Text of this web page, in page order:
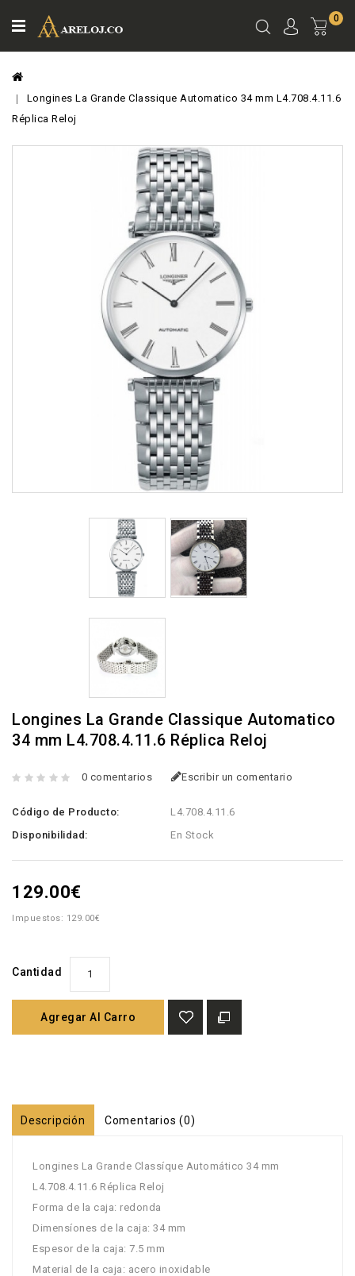
0
Longines La Grande Classique Automatico 34 mm L4.708.4.11.6
Réplica Reloj
Longines La Grande Classique Automatico
34 mm L4.708.4.11.6 Réplica Reloj
0 comentarios Escribir un comentario
Código de Producto:
L4.708.4.11.6
Disponibilidad:
En Stock
129.00€
Impuestos: 129.00€
Cantidad
Agregar Al Carro
Descripción Comentarios (0)
Longines La Grande Classíque Automático 34 mm
L4.708.4.11.6 Réplica Reloj
Forma de la caja: redonda
Dimensíones de la caja: 34 mm
Espesor de la caja: 7.5 mm
Material de la caja: acero inoxidable